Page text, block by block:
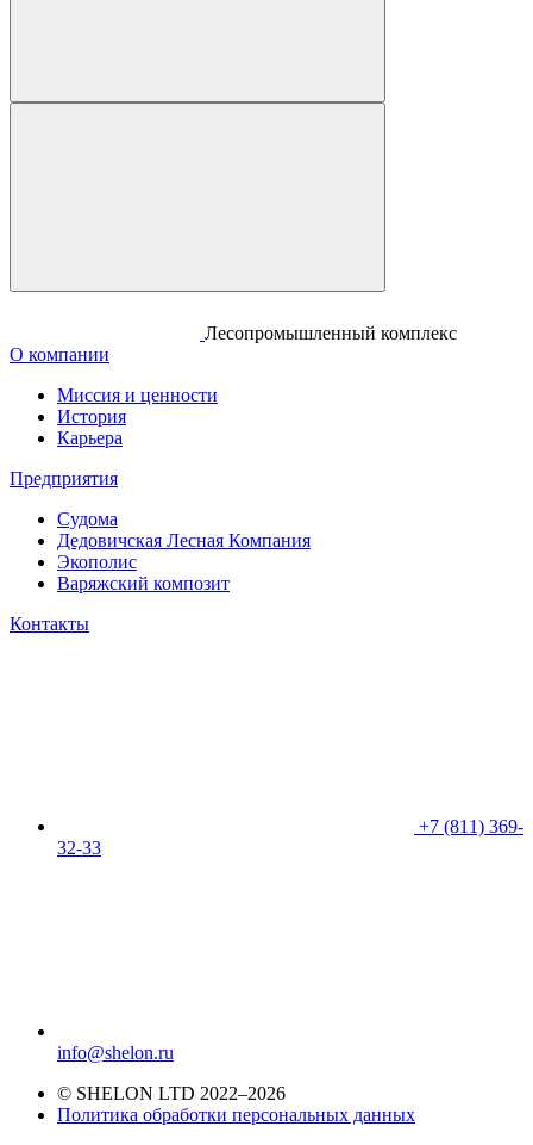
Лесопромышленный комплекс
О компании
Миссия и ценности
История
Карьера
Предприятия
Судома
Дедовичская Лесная Компания
Экополис
Варяжский композит
Контакты
+7 (811) 369-
32-33
info@shelon.ru
© SHELON LTD 2022–2026
Политика обработки персональных данных